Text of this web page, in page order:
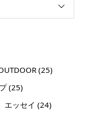
(25)
(25)
エッセイ (24)